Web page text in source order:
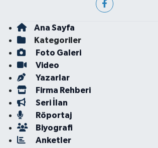
Ana Sayfa
Kategoriler
Foto Galeri
Video
Yazarlar
Firma Rehberi
Seri İlan
Röportaj
Biyografi
Anketler